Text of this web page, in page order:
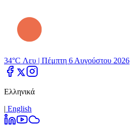
34°C Λευ | Πέμπτη 6 Αυγούστου 2026
Ελληνικά
| Εnglish